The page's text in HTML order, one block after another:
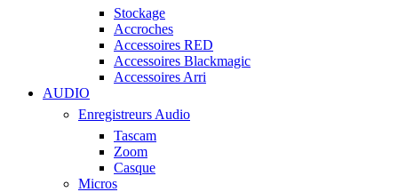
Stockage
Accroches
Accessoires RED
Accessoires Blackmagic
Accessoires Arri
AUDIO
Enregistreurs Audio
Tascam
Zoom
Casque
Micros